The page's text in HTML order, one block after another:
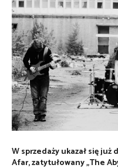
W sprzedaży ukazał się
Afar, zatytułowany „The